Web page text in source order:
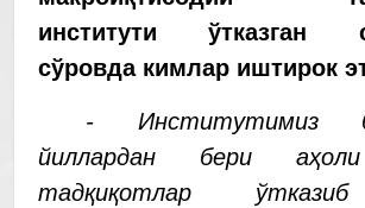
институти ўтказган
сўровда кимлар иштирок
- Институтимиз
йиллардан бери
тадқиқотлар